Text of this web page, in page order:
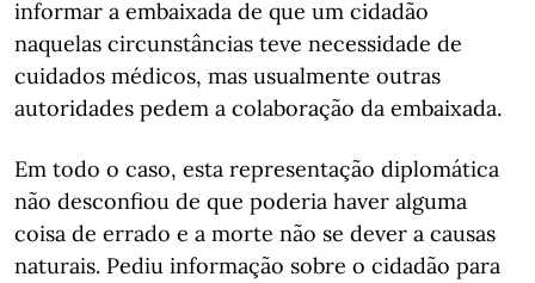
informar a embaixada de que um cidadão
naquelas circunstâncias teve necessidade de
cuidados médicos, mas usualmente outras
autoridades pedem a colaboração da embaixada.
Em todo o caso, esta representação diplomática
não desconfiou de que poderia haver alguma
coisa de errado e a morte não se dever a causas
naturais. Pediu informação sobre o cidadão para